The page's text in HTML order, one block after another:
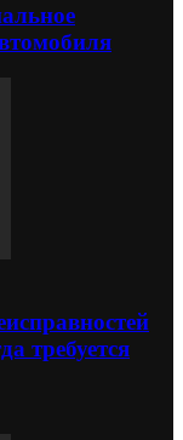
требуется